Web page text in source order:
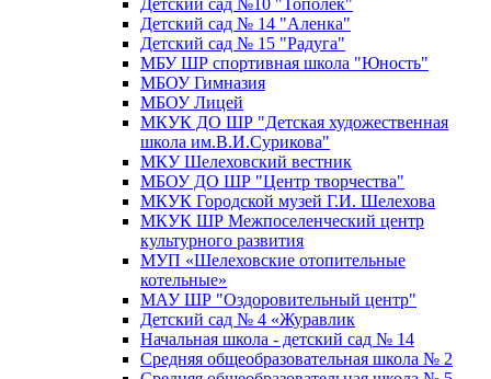
Детский сад № 14 "Аленка"
Детский сад № 15 "Радуга"
МБУ ШР спортивная школа "Юность"
МБОУ Гимназия
МБОУ Лицей
МКУК ДО ШР "Детская художественная
школа им.В.И.Сурикова"
МКУ Шелеховский вестник
МБОУ ДО ШР "Центр творчества"
МКУК Городской музей Г.И. Шелехова
МКУК ШР Межпоселенческий центр
культурного развития
МУП «Шелеховские отопительные
котельные»
МАУ ШР "Оздоровительный центр"
Детский сад № 4 «Журавлик
Начальная школа - детский сад № 14
Средняя общеобразовательная школа № 2